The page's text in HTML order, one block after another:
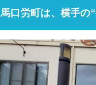
馬口労町は、横手の